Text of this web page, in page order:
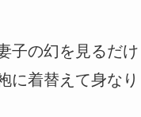
子の幻を見るだけ
に着替えて身なり